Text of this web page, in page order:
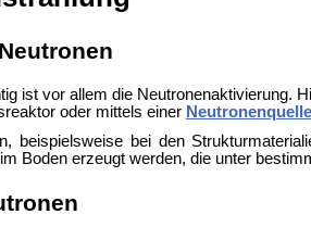
ist vor allem die Neutronenaktivierung.
oder mittels einer Neutronenquelle
beispielsweise bei den
Boden erzeugt werden, die unter